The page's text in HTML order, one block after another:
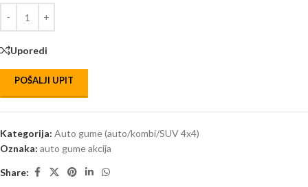
Uporedi
POŠALJI UPIT
Kategorija: Auto gume (auto/kombi/SUV 4x4)
Oznaka: auto gume akcija
Share: